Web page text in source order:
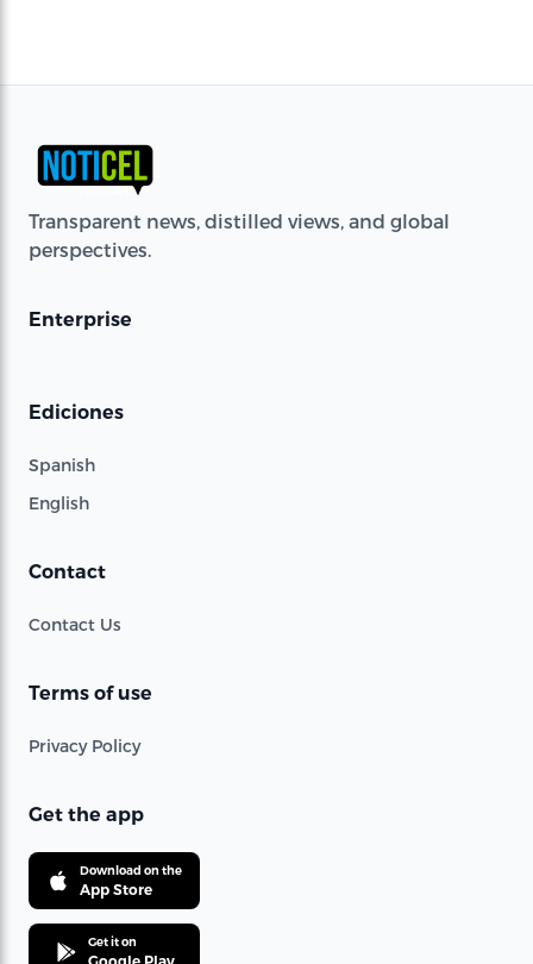
Transparent news, distilled views, and global
perspectives.
Enterprise
Ediciones
Spanish
English
Contact
Contact Us
Terms of use
Privacy Policy
Get the app
Download on the
App Store
Get it on